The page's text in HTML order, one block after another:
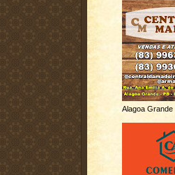
Alagoa Grande